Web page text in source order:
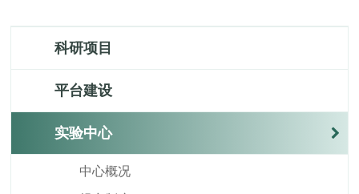
科研项目
平台建设
实验中心
中心概况